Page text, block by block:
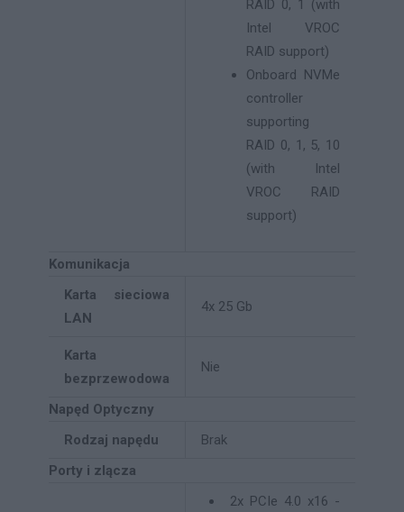
RAID 0, 1 (with
Intel VROC
RAID support)
Onboard NVMe
controller
supporting
RAID 0, 1, 5, 10
(with Intel
VROC RAID
support)
Komunikacja
Karta sieciowa
LAN
4x 25 Gb
Karta
bezprzewodowa
Nie
Napęd Optyczny
Rodzaj napędu
Brak
Porty i zlącza
2x PCIe 4.0 x16 -